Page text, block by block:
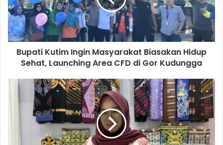
Bupati Kutim Ingin Masyarakat Biasakan Hidup
Sehat, Launching Area CFD di Gor Kudungga